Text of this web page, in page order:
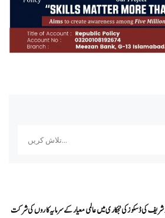
کی ڈسکوز کی نجکاری میں عالمی معیار کے سرمایہ کاروں کی شرکت